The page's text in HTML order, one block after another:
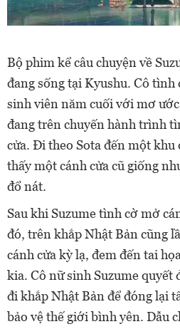
Bộ phim kể câu chuyện về
đang sống tại Kyushu. Cô tình
sinh viên năm cuối với mơ
đang trên chuyến hành trình
cửa. Đi theo Sota đến một khu
thấy một cánh cửa cũ giống
đổ nát.
Sau khi Suzume tình cờ mở
đó, trên khắp Nhật Bản cũng
cánh cửa kỳ lạ, đem đến tai
kia. Cô nữ sinh Suzume
đi khắp Nhật Bản để đóng lại
bảo vệ thế giới bình yên. Dẫu